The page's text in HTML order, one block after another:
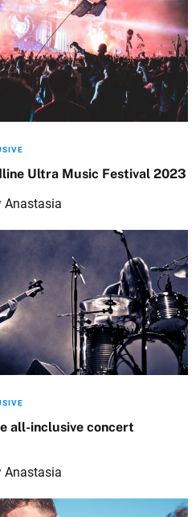
Ultra Music Festival 2023
Anastasia
all-inclusive concert
Anastasia